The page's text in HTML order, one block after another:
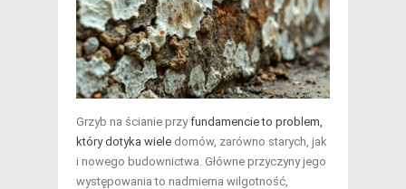
Grzyb na ścianie przyfundamencie to problem,
który dotyka wiele domów, zarówno starych, jak
i nowego budownictwa. Główne przyczyny jego
występowania to nadmierna wilgotność,